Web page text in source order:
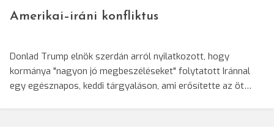
Amerikai–iráni konfliktus
Donlad Trump elnök szerdán arról nyilatkozott, hogy
kormánya "nagyon jó megbeszéléseket" folytatott Iránnal
egy egésznapos, keddi tárgyaláson, ami erősítette az öt…